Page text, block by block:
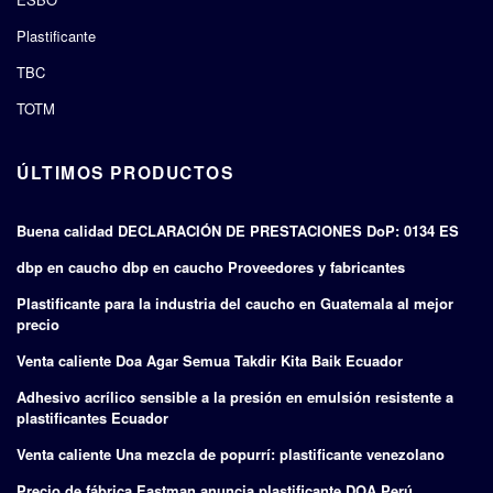
Plastificante
TBC
TOTM
ÚLTIMOS PRODUCTOS
Buena calidad DECLARACIÓN DE PRESTACIONES DoP: 0134 ES
dbp en caucho dbp en caucho Proveedores y fabricantes
Plastificante para la industria del caucho en Guatemala al mejor
precio
Venta caliente Doa Agar Semua Takdir Kita Baik Ecuador
Adhesivo acrílico sensible a la presión en emulsión resistente a
plastificantes Ecuador
Venta caliente Una mezcla de popurrí: plastificante venezolano